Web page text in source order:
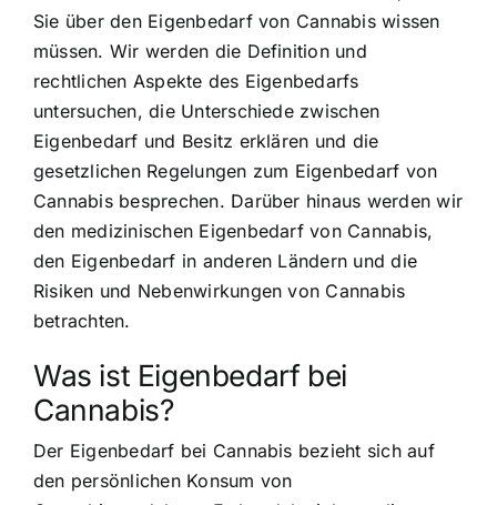
Sie über den Eigenbedarf von Cannabis wissen
müssen. Wir werden die Definition und
rechtlichen Aspekte des Eigenbedarfs
untersuchen, die Unterschiede zwischen
Eigenbedarf und Besitz erklären und die
gesetzlichen Regelungen zum Eigenbedarf von
Cannabis besprechen. Darüber hinaus werden wir
den medizinischen Eigenbedarf von Cannabis,
den Eigenbedarf in anderen Ländern und die
Risiken und Nebenwirkungen von Cannabis
betrachten.
Was ist Eigenbedarf bei
Cannabis?
Der Eigenbedarf bei Cannabis bezieht sich auf
den persönlichen Konsum von